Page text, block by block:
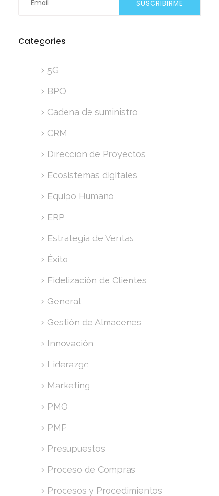
Categories
5G
BPO
Cadena de suministro
CRM
Dirección de Proyectos
Ecosistemas digitales
Equipo Humano
ERP
Estrategia de Ventas
Éxito
Fidelización de Clientes
General
Gestión de Almacenes
Innovación
Liderazgo
Marketing
PMO
PMP
Presupuestos
Proceso de Compras
Procesos y Procedimientos